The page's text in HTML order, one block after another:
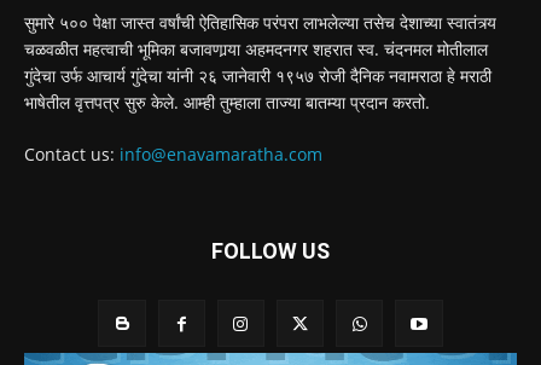
सुमारे ५०० पेक्षा जास्त वर्षांची ऐतिहासिक परंपरा लाभलेल्या तसेच देशाच्या स्वातंत्र्य
चळवळीत महत्वाची भूमिका बजावणार्‍या अहमदनगर शहरात स्व. चंदनमल मोतीलाल
गुंदेचा उर्फ आचार्य गुंदेचा यांनी २६ जानेवारी १९५७ रोजी दैनिक नवामराठा हे मराठी
भाषेतील वृत्तपत्र सुरु केले. आम्ही तुम्हाला ताज्या बातम्या प्रदान करतो.
Contact us: info@enavamaratha.com
FOLLOW US